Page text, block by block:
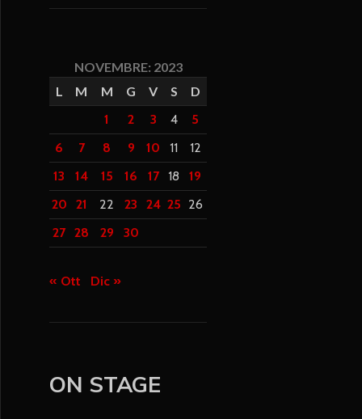
NOVEMBRE: 2023
L
M M G V S
D
1
2 3 4
5
6
7 8 9 10 11
12
13
14 15 16 17 18
19
20
21 22 23 24 25 26
27 28 29 30
« Ott Dic »
ON STAGE